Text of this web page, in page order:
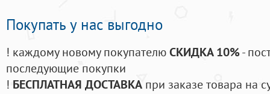
Покупать у нас выгодно
! каждому новому покупателюСКИДКА 10%-
последующие покупки
! БЕСПЛАТНАЯ ДОСТАВКА при заказе товара на